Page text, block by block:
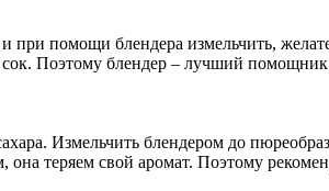
при помощи блендера измельчить,
Поэтому блендер – лучший помощник
Измельчить блендером до
теряем свой аромат. Поэтому